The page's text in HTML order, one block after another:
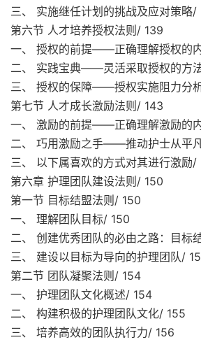
三、 实施继任计划的挑战及应对策略/
第六节 人才培养授权法则/ 139
一、 授权的前提——正确理解授权的
二、 实践宝典——灵活采取授权的方
三、 授权的保障——授权实施阻力分
第七节 人才成长激励法则/ 143
一、 激励的前提——正确理解激励的
二、 巧用激励之手——推动护士从平
三、 以下属喜欢的方式对其进行激励/
第六章 护理团队建设法则/ 150
第一节 目标结盟法则/ 150
一、 理解团队目标/ 150
二、 创建优秀团队的必由之路：目标
三、 建设以目标为导向的护理团队/
第二节 团队凝聚法则/ 154
一、 护理团队文化概述/ 154
二、 构建积极的护理团队文化/ 155
三、 培养高效的团队执行力/ 156